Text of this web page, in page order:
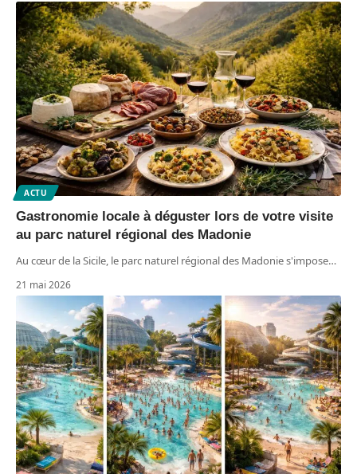
ACTU
Gastronomie locale à déguster lors de votre visite
au parc naturel régional des Madonie
Au cœur de la Sicile, le parc naturel régional des Madonie s'impose…
21 mai 2026